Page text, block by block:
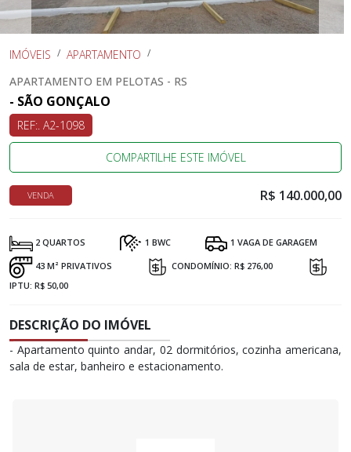
IMÓVEIS
APARTAMENTO
APARTAMENTO EM PELOTAS - RS
- SÃO GONÇALO
REF:. A2-1098
COMPARTILHE ESTE IMÓVEL
VENDA R$ 140.000,00
2 QUARTOS 1 BWC 1 VAGA DE GARAGEM
43 M² PRIVATIVOS
CONDOMÍNIO: R$ 276,00
IPTU: R$ 50,00
DESCRIÇÃO DO IMÓVEL
- Apartamento quinto andar, 02 dormitórios, cozinha americana,
sala de estar, banheiro e estacionamento.